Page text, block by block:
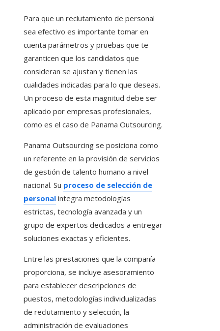
Para que un reclutamiento de personal
sea efectivo es importante tomar en
cuenta parámetros y pruebas que te
garanticen que los candidatos que
consideran se ajustan y tienen las
cualidades indicadas para lo que deseas.
Un proceso de esta magnitud debe ser
aplicado por empresas profesionales,
como es el caso de Panama Outsourcing.
Panama Outsourcing se posiciona como
un referente en la provisión de servicios
de gestión de talento humano a nivel
nacional. Su proceso de selección de
personal integra metodologías
estrictas, tecnología avanzada y un
grupo de expertos dedicados a entregar
soluciones exactas y eficientes.
Entre las prestaciones que la compañía
proporciona, se incluye asesoramiento
para establecer descripciones de
puestos, metodologías individualizadas
de reclutamiento y selección, la
administración de evaluaciones